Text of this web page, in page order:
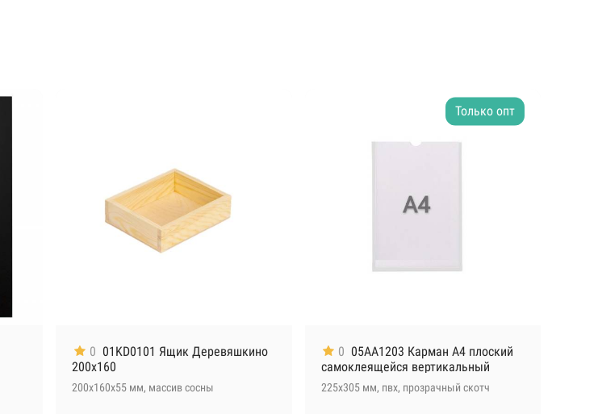
0 01KD0101 Ящик Деревяшкино
200х160
200х160х55 мм, массив сосны
Только опт
0 05AA1203 Карман А4 плоский
самоклеящейся вертикальный
225х305 мм, пвх, прозрачный скотч